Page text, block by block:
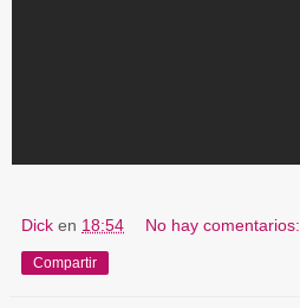
Dick en 18:54 No hay comentarios:
Compartir